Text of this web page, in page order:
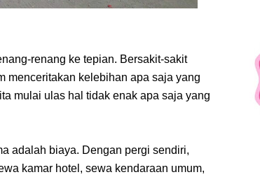
renang ke tepian. Bersakit-sakit
menceritakan kelebihan apa saja yang
mulai ulas hal tidak enak apa saja yang
adalah biaya. Dengan pergi sendiri,
kamar hotel, sewa kendaraan umum,